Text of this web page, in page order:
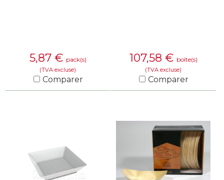
5,87 € pack(s)
(TVA excluse)
Comparer
107,58 € boîte(s)
(TVA excluse)
Comparer